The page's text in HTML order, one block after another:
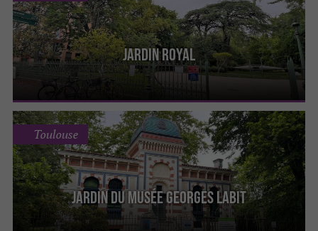
Jardin Royal
Jardin du Musée Georges Labit
Toulouse